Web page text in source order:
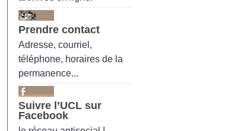
Prendre contact
Adresse, courriel,
téléphone, horaires de la
permanence...
Suivre l’UCL sur
Facebook